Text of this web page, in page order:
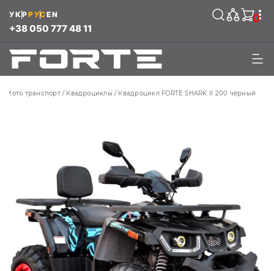
+38 050 777 48 11
УКРРУСEN 0
Мото транспорт Квадроциклы Квадроцикл FORTE SHARK II 200 черный